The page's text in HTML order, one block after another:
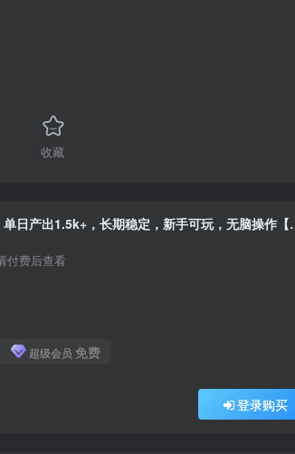
收藏
海外抖音无人直播
付费后查看
超级会员 免费
登录购买